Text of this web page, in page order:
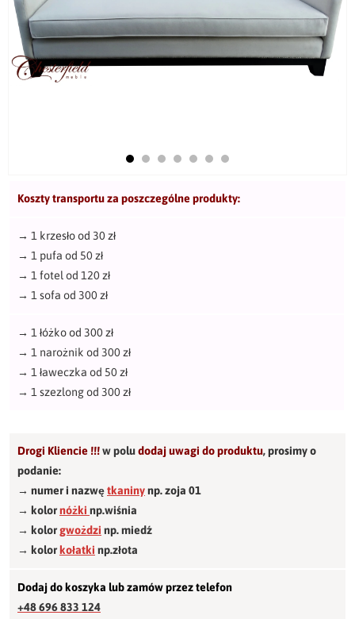
Koszty transportu za poszczególne produkty:
→ 1 krzesło od 30 zł
→ 1 pufa od 50 zł
→ 1 fotel od 120 zł
→ 1 sofa od 300 zł
→ 1 łóżko od 300 zł
→ 1 narożnik od 300 zł
→ 1 ławeczka od 50 zł
→ 1 szezlong od 300 zł
Drogi Kliencie !!!w poludodaj uwagi do produktu,prosimy o
podanie:
→ numer i nazwętkaninynp. zoja 01
→ kolornóżki np.wiśnia
→ kolorgwożdzi np. miedź
→ kolorkołatki np.złota
Dodaj do koszyka lub zamów przez telefon
+48 696 833 124